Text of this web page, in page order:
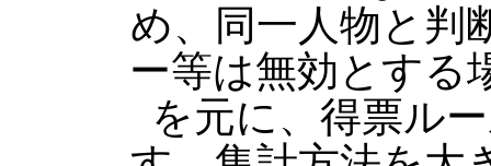
め、同一人物と判
ー等は無効とする
を元に、得票ル